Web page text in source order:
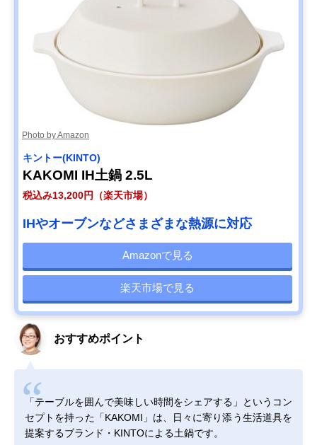
Photo by Amazon
キントー(KINTO)
KAKOMI IH土鍋 2.5L
税込み13,200円（楽天市場）
IHやオーブンなどさまざまな熱源に対応
Amazonで見る
楽天市場で見る
おすすめポイント
「テーブルを囲んで美味しい時間をシェアする」というコン
セプトを持った「KAKOMI」は、日々に寄り添う生活道具を
提案するブランド・KINTOによる土鍋です。